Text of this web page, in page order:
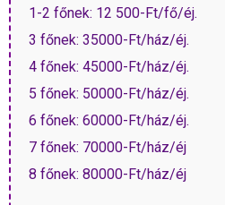
1-2 főnek: 12 500-Ft/fő/éj.
3 főnek: 35000-Ft/ház/éj.
4 főnek: 45000-Ft/ház/éj.
5 főnek: 50000-Ft/ház/éj.
6 főnek: 60000-Ft/ház/éj.
7 főnek: 70000-Ft/ház/éj
8 főnek: 80000-Ft/ház/éj